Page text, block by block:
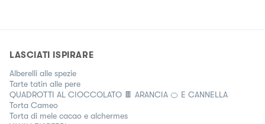
LASCIATI ISPIRARE
Alberelli alle spezie
Tarte tatin alle pere
QUADROTTI AL CIOCCOLATO 🍫 ARANCIA 🍊 E CANNELLA
Torta Cameo
Torta di mele cacao e alchermes